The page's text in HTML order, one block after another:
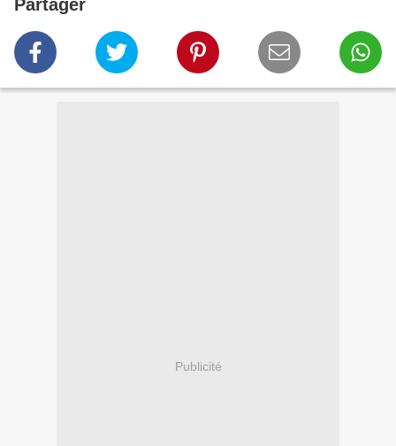
Partager
Publicité